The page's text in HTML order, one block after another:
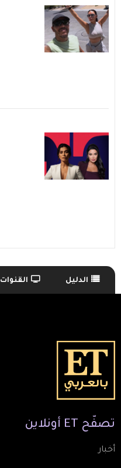
الدليل القنوات
تصفّح ET أونلاين
أخبار